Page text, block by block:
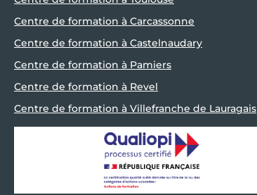
Centre de formation à Carcassonne
Centre de formation à Castelnaudary
Centre de formation à Pamiers
Centre de formation à Revel
Centre de formation à Villefranche de Lauragais